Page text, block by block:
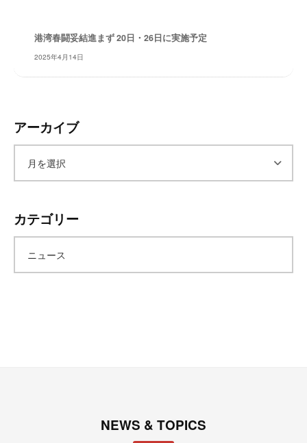
港湾春闘妥結進まず 20日・26日に実施予定
2025年4月14日
アーカイブ
カ
イ
カテゴリー
ニュース
NEWS & TOPICS